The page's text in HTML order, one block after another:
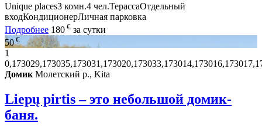
Unique places3 комн.4 чел.ТерассаОтдельный
входКондиционерЛичная парковка
Подробнее 180 € за сутки
50 €
1
Домик Молетский р., Kita
Liepų pirtis – это небольшой домик-
баня.